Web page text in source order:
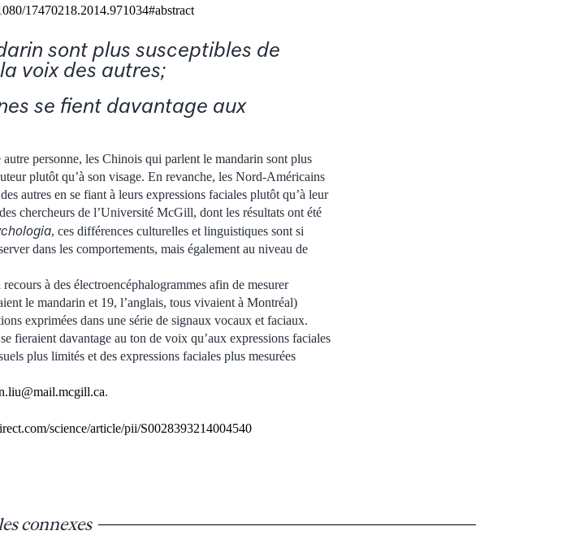
17470218.2014.971034#abstract
sont plus susceptibles de
voix des autres;
se fient davantage aux
personne, les Chinois qui parlent le mandarin sont plus
plutôt qu’à son visage. En revanche, les Nord-Américains
autres en se fiant à leurs expressions faciales plutôt qu’à leur
chercheurs de l’Université McGill, dont les résultats ont été
, ces différences culturelles et linguistiques sont si
dans les comportements, mais également au niveau de
à des électroencéphalogrammes afin de mesurer
le mandarin et 19, l’anglais, tous vivaient à Montréal)
exprimées dans une série de signaux vocaux et faciaux.
fieraient davantage au ton de voix qu’aux expressions faciales
plus limités et des expressions faciales plus mesurées
.
science/article/pii/S0028393214004540
connexes